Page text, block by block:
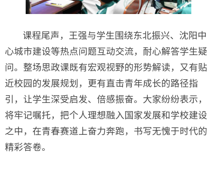
课程尾声，王强与学生围绕东北振兴、沈阳中
心城市建设等热点问题互动交流，耐心解答学生疑
问。整场思政课既有宏观视野的形势解读，又有贴
近校园的发展规划，更有直击青年成长的路径指
引，让学生深受启发、倍感振奋。大家纷纷表示，
将牢记嘱托，把个人理想融入国家发展和学校建设
之中，在青春赛道上奋力奔跑，书写无愧于时代的
精彩答卷。